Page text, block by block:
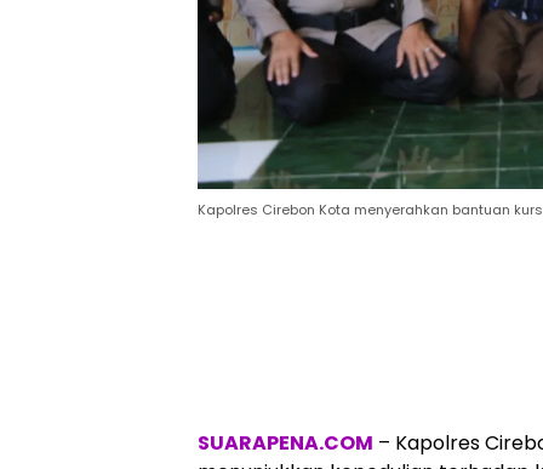
Kapolres Cirebon Kota menyerahkan bantuan
SUARAPENA.COM – Kapolres